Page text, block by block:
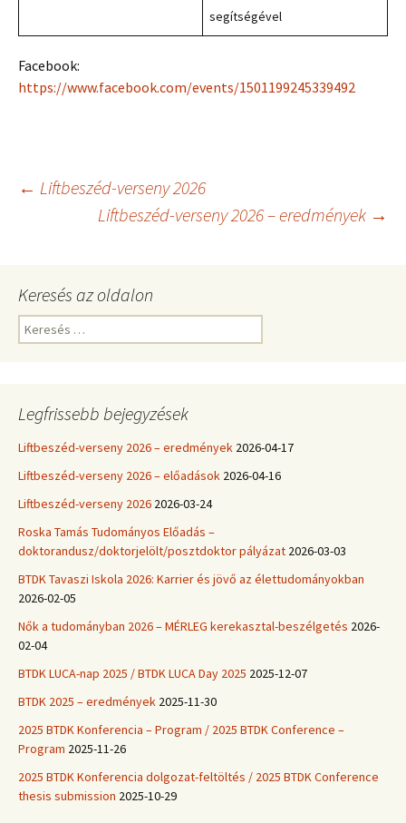
segítségével
Facebook:
https://www.facebook.com/events/1501199245339492
Bejegyzések
← Liftbeszéd-verseny 2026
Liftbeszéd-verseny 2026 – eredmények →
Keresés az oldalon
Keresés:
Legfrissebb bejegyzések
Liftbeszéd-verseny 2026 – eredmények 2026-04-17
Liftbeszéd-verseny 2026 – előadások 2026-04-16
Liftbeszéd-verseny 2026 2026-03-24
Roska Tamás Tudományos Előadás –
doktorandusz/doktorjelölt/posztdoktor pályázat 2026-03-03
BTDK Tavaszi Iskola 2026: Karrier és jövő az élettudományokban
2026-02-05
Nők a tudományban 2026 – MÉRLEG kerekasztal-beszélgetés 2026-
02-04
BTDK LUCA-nap 2025 / BTDK LUCA Day 2025 2025-12-07
BTDK 2025 – eredmények 2025-11-30
2025 BTDK Konferencia – Program / 2025 BTDK Conference –
Program 2025-11-26
2025 BTDK Konferencia dolgozat-feltöltés / 2025 BTDK Conference
thesis submission 2025-10-29